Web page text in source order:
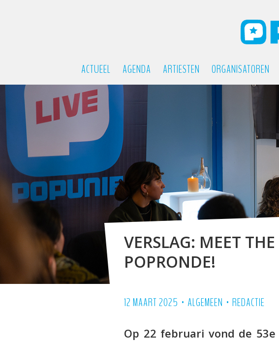
ACTUEEL AGENDA ARTIESTEN ORGANISATOREN
VERSLAG: MEET
POPRONDE!
12 MAART 2025 • ALGEMEEN • REDACTIE
Op 22 februari vond de